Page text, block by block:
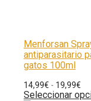
Menforsan
antiparasitario
gatos 100ml
14,99€ - 19,99€
Seleccionar